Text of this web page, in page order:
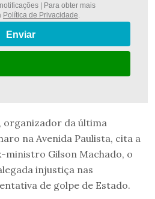
| Para obter mais
Política de Privacidade
Enviar
organizador da última
na Avenida Paulista, cita a
ministro Gilson Machado, o
injustiça nas
de golpe de Estado.